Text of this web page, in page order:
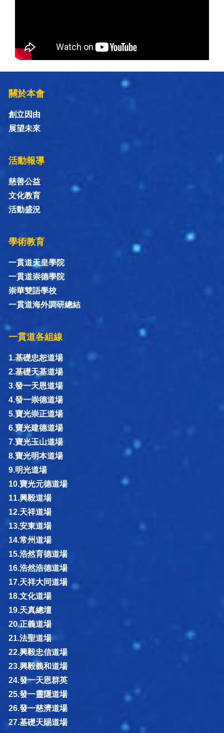
關於本會
創立因由
展望未來
活動報導
慈善公益
文化教育
活動盛況
學術教育
一貫道天皇學院
一貫道崇德學院
崇華雙語學校
一貫道海外調研總結
一貫道各組線
1.基礎忠恕道場
2.基礎天基道場
3.發一天恩道場
4.發一崇德道場
5.寶光崇正道場
6.寶光建德道場
7.寶光玉山道場
8.寶光明本道場
9.明光道場
10.寶光元德道場
11.興毅道場
12.天祥道場
13.安東道場
14.常州道場
15.浩然育德道場
16.浩然浩德道場
17.天祥大同道場
18.文化道場
19.天真總壇
20.正義道場
21.法聖道場
22.興毅忠信道場
23.興毅義和道場
24.發一天恩群英
25.發一靈隱道場
26.發一慈濟道場
27.基礎天賜道場